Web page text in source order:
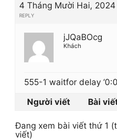
4 Tháng Mười Hai,
REPLY
jJQaBOcg
Khách
555-1 waitfor delay
Người viết
Bài
Đang xem bài viết thứ 1
viết)